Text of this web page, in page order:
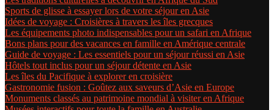
Sports de glisse à essayer lors de votre séjour en Asie
Idées de voyage : Croisières à travers les îles grecques
Les équipements photo indispensables pour un safari en Afrique
Bons plans pour des vacances en famille en Amérique centrale
Guide de voyage : Les essentiels pour un séjour réussi en Asie
Hôtels tout inclus pour un séjour détente en Asie
Les îles du Pacifique à explorer en croisière
Gastronomie fusion : Goûtez aux saveurs d’Asie en Europe
Monuments classés au patrimoine mondial à visiter en Afrique